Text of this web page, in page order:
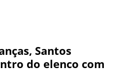
Santos
do elenco com